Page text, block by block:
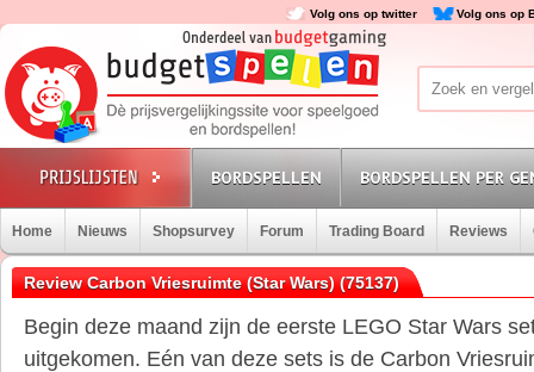
Volg ons op twitter Volg ons op
BORDSPELLEN BORDSPELLEN PER
Home Nieuws Shopsurvey Forum Trading Board Reviews
Review Carbon Vriesruimte (Star Wars) (75137)
Begin deze maand zijn de eerste LEGO Star Wars
uitgekomen. Eén van deze sets is de Carbon